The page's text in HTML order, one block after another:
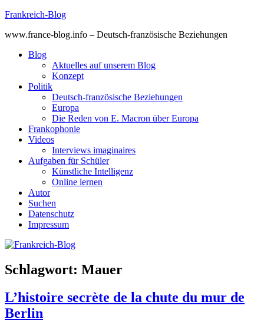
Skip
content
Frankreich-Blog
www.france-blog.info – Deutsch-französische Beziehungen
Blog
Aktuelles auf unserem Blog
Konzept
Politik
Deutsch-französische Beziehungen
Europa
Die Reden von E. Macron über Europa
Frankophonie
Videos
Interviews imaginaires
Aufgaben für Schüler
Künstliche Intelligenz
Online lernen
Autor
Suchen
Datenschutz
Impressum
Schlagwort: Mauer
L’histoire secrète de la chute du mur de
Berlin